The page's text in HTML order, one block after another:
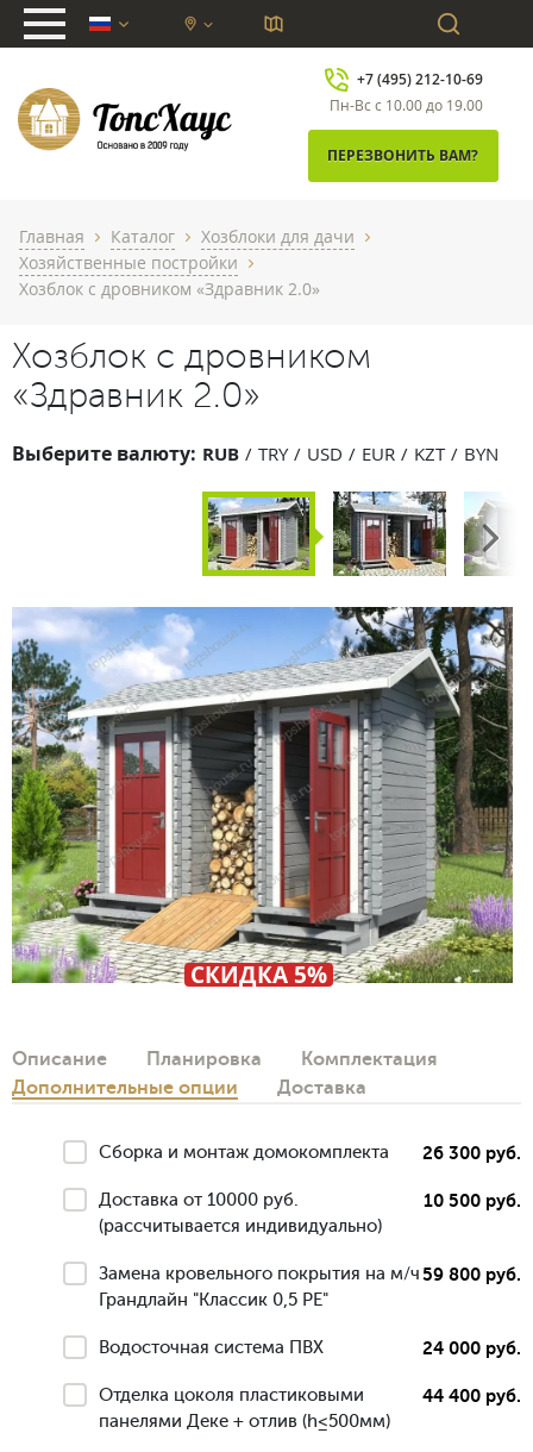
chevron_down
+7 (495) 212-10-69
Пн-Вс с 10.00 до 19.00
ПЕРЕЗВОНИТЬ ВАМ?
Главная chevron_right Каталог chevron_right Хозблоки для дачи chevron_right
Хозяйственные постройки chevron_right
Хозблок с дровником «Здравник 2.0»
Хозблок с дровником
«Здравник 2.0»
Выберите валюту: RUB TRY USD EUR KZT BYN
Next
СКИДКА 5%
Описание Планировка
Комплектация
Дополнительные опции
Доставка
Сборка и монтаж домокомплекта 26 300 руб.
Доставка от 10000 руб.
(рассчитывается индивидуально)
10 500 руб.
Замена кровельного покрытия на м/ч
Грандлайн "Классик 0,5 РЕ"
59 800 руб.
Водосточная система ПВХ 24 000 руб.
Отделка цоколя пластиковыми
панелями Деке + отлив (h≤500мм)
44 400 руб.